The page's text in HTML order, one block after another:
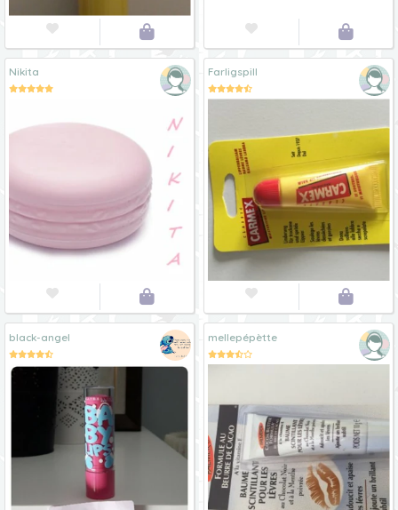
   
Nikita
 
Farligspill
 
black-angel mellepépètte